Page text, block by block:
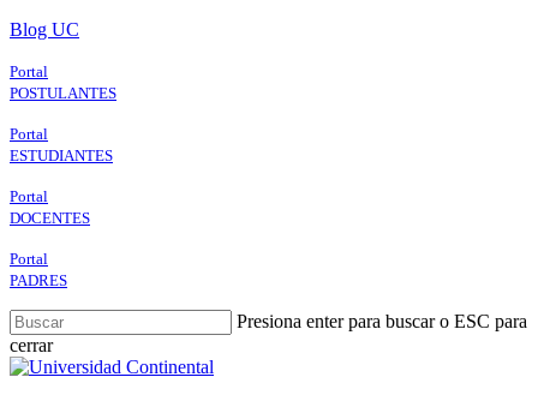
Skip
main
content
Blog UC
Portal
POSTULANTES
Portal
ESTUDIANTES
Portal
DOCENTES
Portal
PADRES
Presiona enter para buscar o ESC para
cerrar
Close